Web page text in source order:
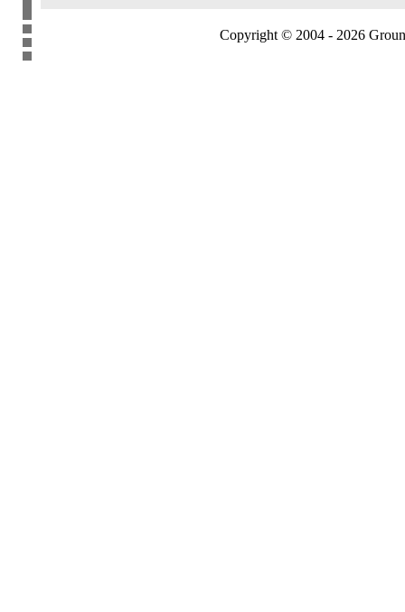
Copyright © 2004 - 2026